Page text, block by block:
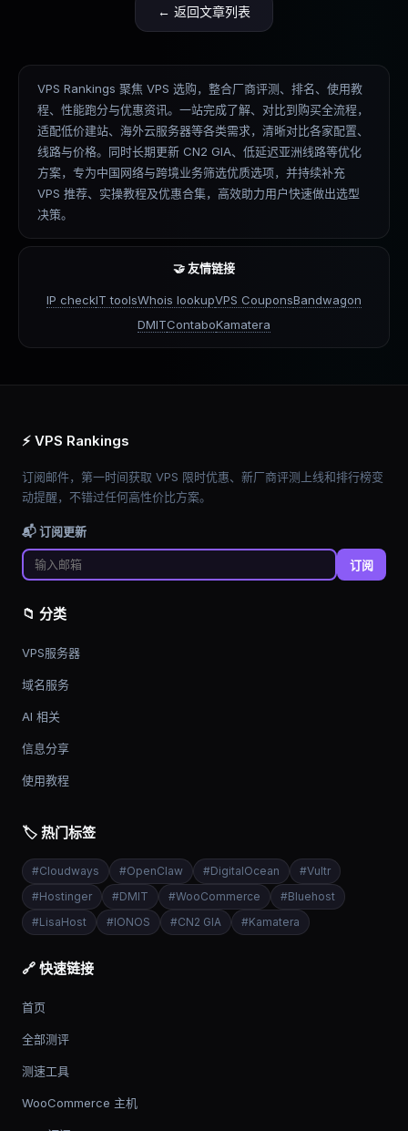
← 返回文章列表
VPS Rankings 聚焦 VPS 选购，整合厂商评测、排名、使用教
程、性能跑分与优惠资讯。一站完成了解、对比到购买全流程，
适配低价建站、海外云服务器等各类需求，清晰对比各家配置、
线路与价格。同时长期更新 CN2 GIA、低延迟亚洲线路等优化
方案，专为中国网络与跨境业务筛选优质选项，并持续补充
VPS 推荐、实操教程及优惠合集，高效助力用户快速做出选型
决策。
🤝 友情链接
IP checkIT toolsWhois lookupVPS CouponsBandwagon
DMITContaboKamatera
⚡ VPS Rankings
订阅邮件，第一时间获取 VPS 限时优惠、新厂商评测上线和排行榜变
动提醒，不错过任何高性价比方案。
📬 订阅更新
订阅
📁 分类
VPS服务器
域名服务
AI 相关
信息分享
使用教程
🏷️ 热门标签
#Cloudways #OpenClaw #DigitalOcean #Vultr
#Hostinger #DMIT #WooCommerce #Bluehost
#LisaHost #IONOS #CN2 GIA #Kamatera
🔗 快速链接
首页
全部测评
测速工具
WooCommerce 主机